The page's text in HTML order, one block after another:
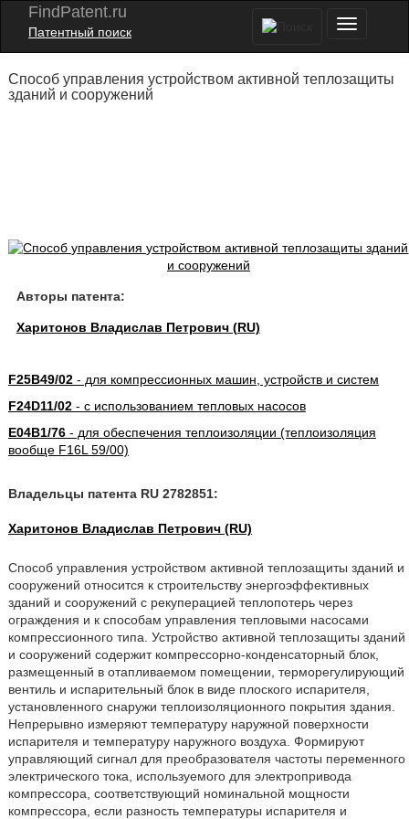
FindPatent.ru
Патентный поиск
Способ управления устройством активной теплозащиты
зданий и сооружений
Авторы патента:
Харитонов Владислав Петрович (RU)
F25B49/02- для компрессионных машин, устройств и систем
F24D11/02- с использованием тепловых насосов
E04B1/76- для обеспечения теплоизоляции (теплоизоляция
вообще F16L 59/00)
Владельцы патента RU 2782851:
Харитонов Владислав Петрович (RU)
Способ управления устройством активной теплозащиты зданий и
сооружений относится к строительству энергоэффективных
зданий и сооружений с рекуперацией теплопотерь через
ограждения и к способам управления тепловыми насосами
компрессионного типа. Устройство активной теплозащиты зданий
и сооружений содержит компрессорно-конденсаторный блок,
размещенный в отапливаемом помещении, терморегулирующий
вентиль и испарительный блок в виде плоского испарителя,
установленного снаружи теплоизоляционного покрытия здания.
Непрерывно измеряют температуру наружной поверхности
испарителя и температуру наружного воздуха. Формируют
управляющий сигнал для преобразователя частоты переменного
электрического тока, используемого для электропривода
компрессора, соответствующий номинальной мощности
компрессора, если разность температуры испарителя и